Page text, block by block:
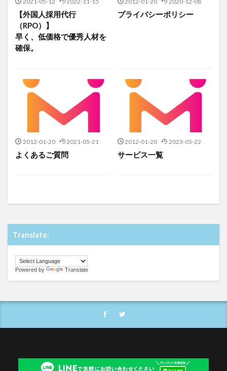
【外国人採用代行
（RPO）】
早く、低価格で優秀人材を
確保。
プライバシーポリシー
2012-01-20 2021-05-21
よくあるご質問
2012-01-20 2023-05-22
サービス一覧
Translate:
Powered by Translate